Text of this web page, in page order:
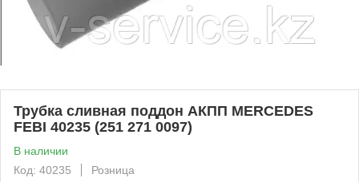
Трубка сливная поддон АКПП MERCEDES
FEBI 40235 (251 271 0097)
В наличии
Код: 40235
Розница